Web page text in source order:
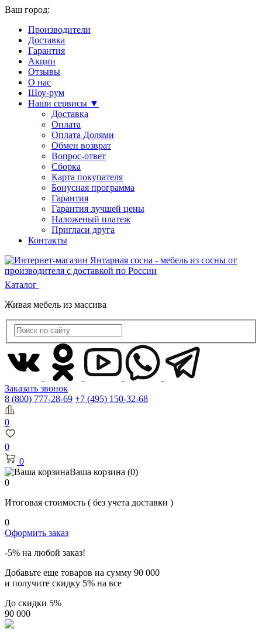
Ваш город:
Производители
Доставка
Гарантия
Акции
Отзывы
О нас
Шоу-рум
Наши сервисы ▼
Доставка
Оплата
Оплата Долями
Обмен возврат
Вопрос-ответ
Сборка
Карта покупателя
Бонусная программа
Гарантия
Гарантия лучшей цены
Наложеный платеж
Пригласи друга
Контакты
Каталог
Живая мебель из массива
Заказать звонок
8 (800) 777-28-69 +7 (495) 150-32-68
0
0
0
Ваша корзина (0)
0
Итоговая стоимость ( без учета доставки )
0
Оформить заказ
-5% на любой заказ!
Добавьте еще товаров на сумму 90 000
и получите скидку 5% на все
До скидки 5%
90 000